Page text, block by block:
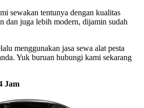
sewakan tentunya dengan kualitas
dan juga lebih modern, dijamin sudah
menggunakan jasa sewa alat pesta
Yuk buruan hubungi kami sekarang
Jam